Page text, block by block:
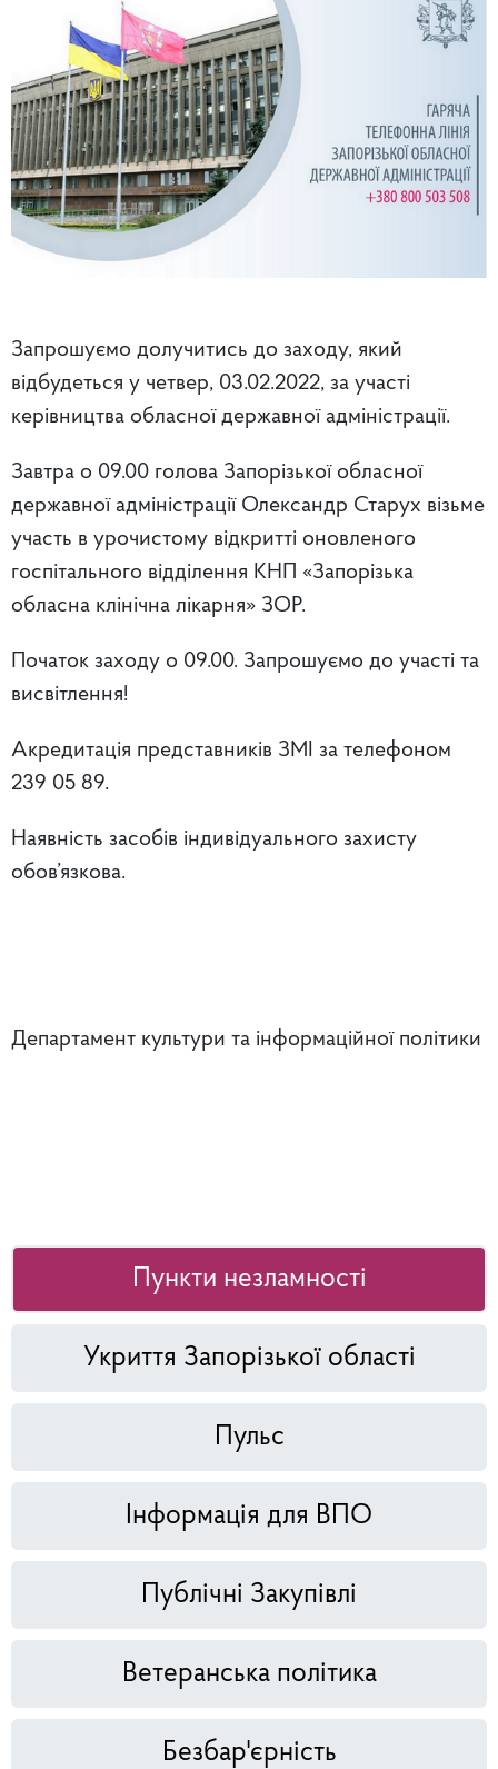
Запрошуємо долучитись до заходу, який
відбудеться у четвер, 03.02.2022, за участі
керівництва обласної державної адміністрації.
Завтра о 09.00 голова Запорізької обласної
державної адміністрації Олександр Старух візьме
участь в урочистому відкритті оновленого
госпітального відділення КНП «Запорізька
обласна клінічна лікарня» ЗОР.
Початок заходу о 09.00. Запрошуємо до участі та
висвітлення!
Акредитація представників ЗМІ за телефоном
239 05 89.
Наявність засобів індивідуального захисту
обов’язкова.
Департамент культури та інформаційної політики
Пункти незламності
Укриття Запорізької області
Пульс
Інформація для ВПО
Публічні Закупівлі
Ветеранська політика
Безбар'єрність